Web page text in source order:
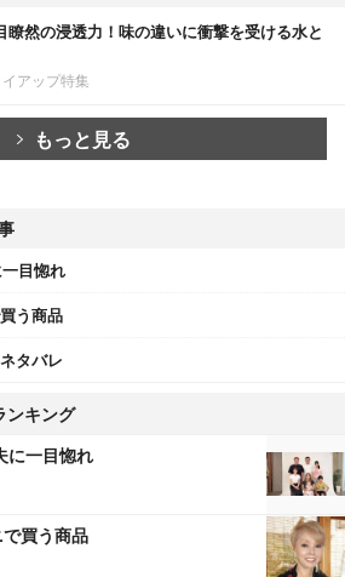
瞭然の浸透力！味の違いに衝撃を受ける水と
アップ特集
もっと見る
目惚れ
う商品
タバレ
ンキング
に一目惚れ
買う商品